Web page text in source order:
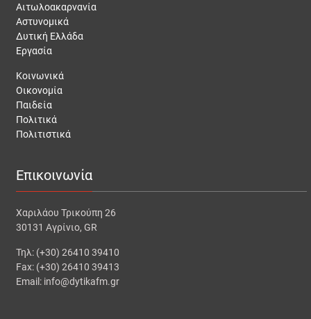
Αιτωλοακαρνανία
Αστυνομικά
Δυτική Ελλάδα
Εργασία
Κοινωνικά
Οικονομία
Παιδεία
Πολιτικά
Πολιτιστικά
Επικοινωνία
Χαριλάου Τρικούπη 26
30131 Αγρίνιο, GR
Τηλ: (+30) 26410 39410
Fax: (+30) 26410 39413
Email: info@dytikafm.gr